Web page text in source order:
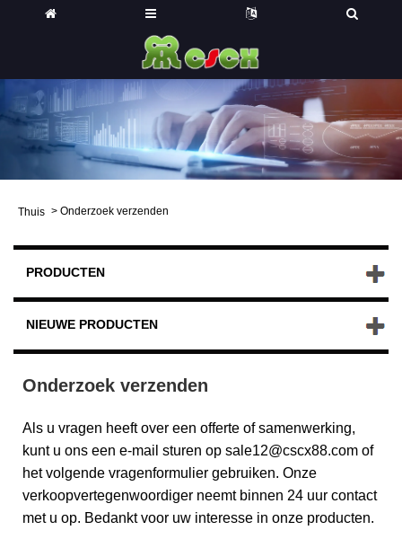
Thuis > Onderzoek verzenden
PRODUCTEN
NIEUWE PRODUCTEN
Onderzoek verzenden
Als u vragen heeft over een offerte of samenwerking,
kunt u ons een e-mail sturen op sale12@cscx88.com of
het volgende vragenformulier gebruiken. Onze
verkoopvertegenwoordiger neemt binnen 24 uur contact
met u op. Bedankt voor uw interesse in onze producten.